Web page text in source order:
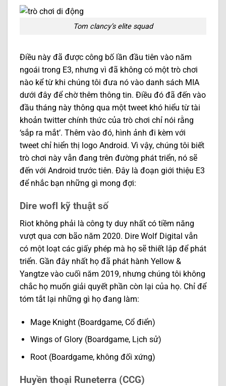
Tom clancy’s elite squad
Điều này đã được công bố lần đầu tiên vào năm
ngoái trong E3, nhưng vì đã không có một trò chơi
nào kể từ khi chúng tôi đưa nó vào danh sách MIA
dưới đây để chờ thêm thông tin. Điều đó đã đến vào
đầu tháng này thông qua một tweet khó hiểu từ tài
khoản twitter chính thức của trò chơi chỉ nói rằng
‘sắp ra mắt’. Thêm vào đó, hình ảnh đi kèm với
tweet chỉ hiển thị logo Android. Vì vậy, chúng tôi biết
trò chơi này vẫn đang trên đường phát triển, nó sẽ
đến với Android trước tiên. Đây là đoạn giới thiệu E3
để nhắc bạn những gì mong đợi:
Dire wofl kỹ thuật số
Riot không phải là công ty duy nhất có tiềm năng
vượt qua cơn bão năm 2020. Dire Wolf Digital vẫn
có một loạt các giấy phép mà họ sẽ thiết lập để phát
triển. Gần đây nhất họ đã phát hành Yellow &
Yangtze vào cuối năm 2019, nhưng chúng tôi không
chắc họ muốn giải quyết phần còn lại của họ. Chỉ để
tóm tắt lại những gì họ đang làm:
Mage Knight (Boardgame, Cổ điển)
Wings of Glory (Boardgame, Lịch sử)
Root (Boardgame, không đối xứng)
Huyền thoại Runeterra (CCG)